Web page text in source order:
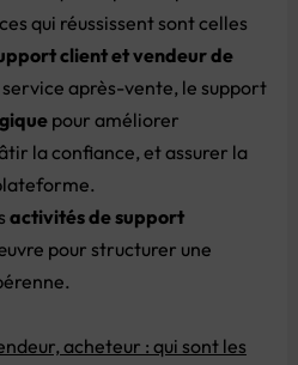
qui réussissent sont celles
client et vendeur de
service après-vente, le support
pour améliorer
la confiance, et assurer la
activités de support
pour structurer une
acheteur : qui sont les